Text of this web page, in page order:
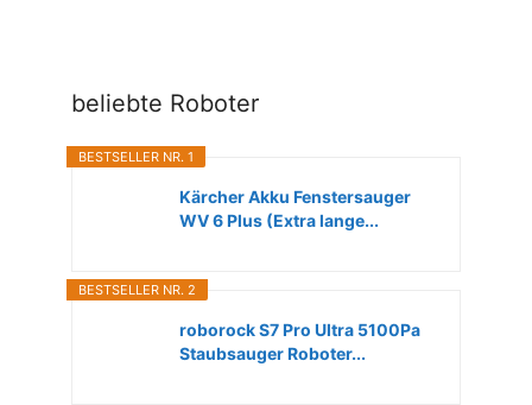
beliebte Roboter
BESTSELLER NR. 1
Kärcher Akku Fenstersauger
WV 6 Plus (Extra lange...
BESTSELLER NR. 2
roborock S7 Pro Ultra 5100Pa
Staubsauger Roboter...